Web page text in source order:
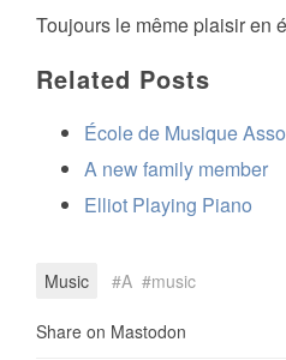
Toujours le même plaisir en
Related Posts
École de Musique
A new family member
Elliot Playing Piano
Music A music
Share on Mastodon